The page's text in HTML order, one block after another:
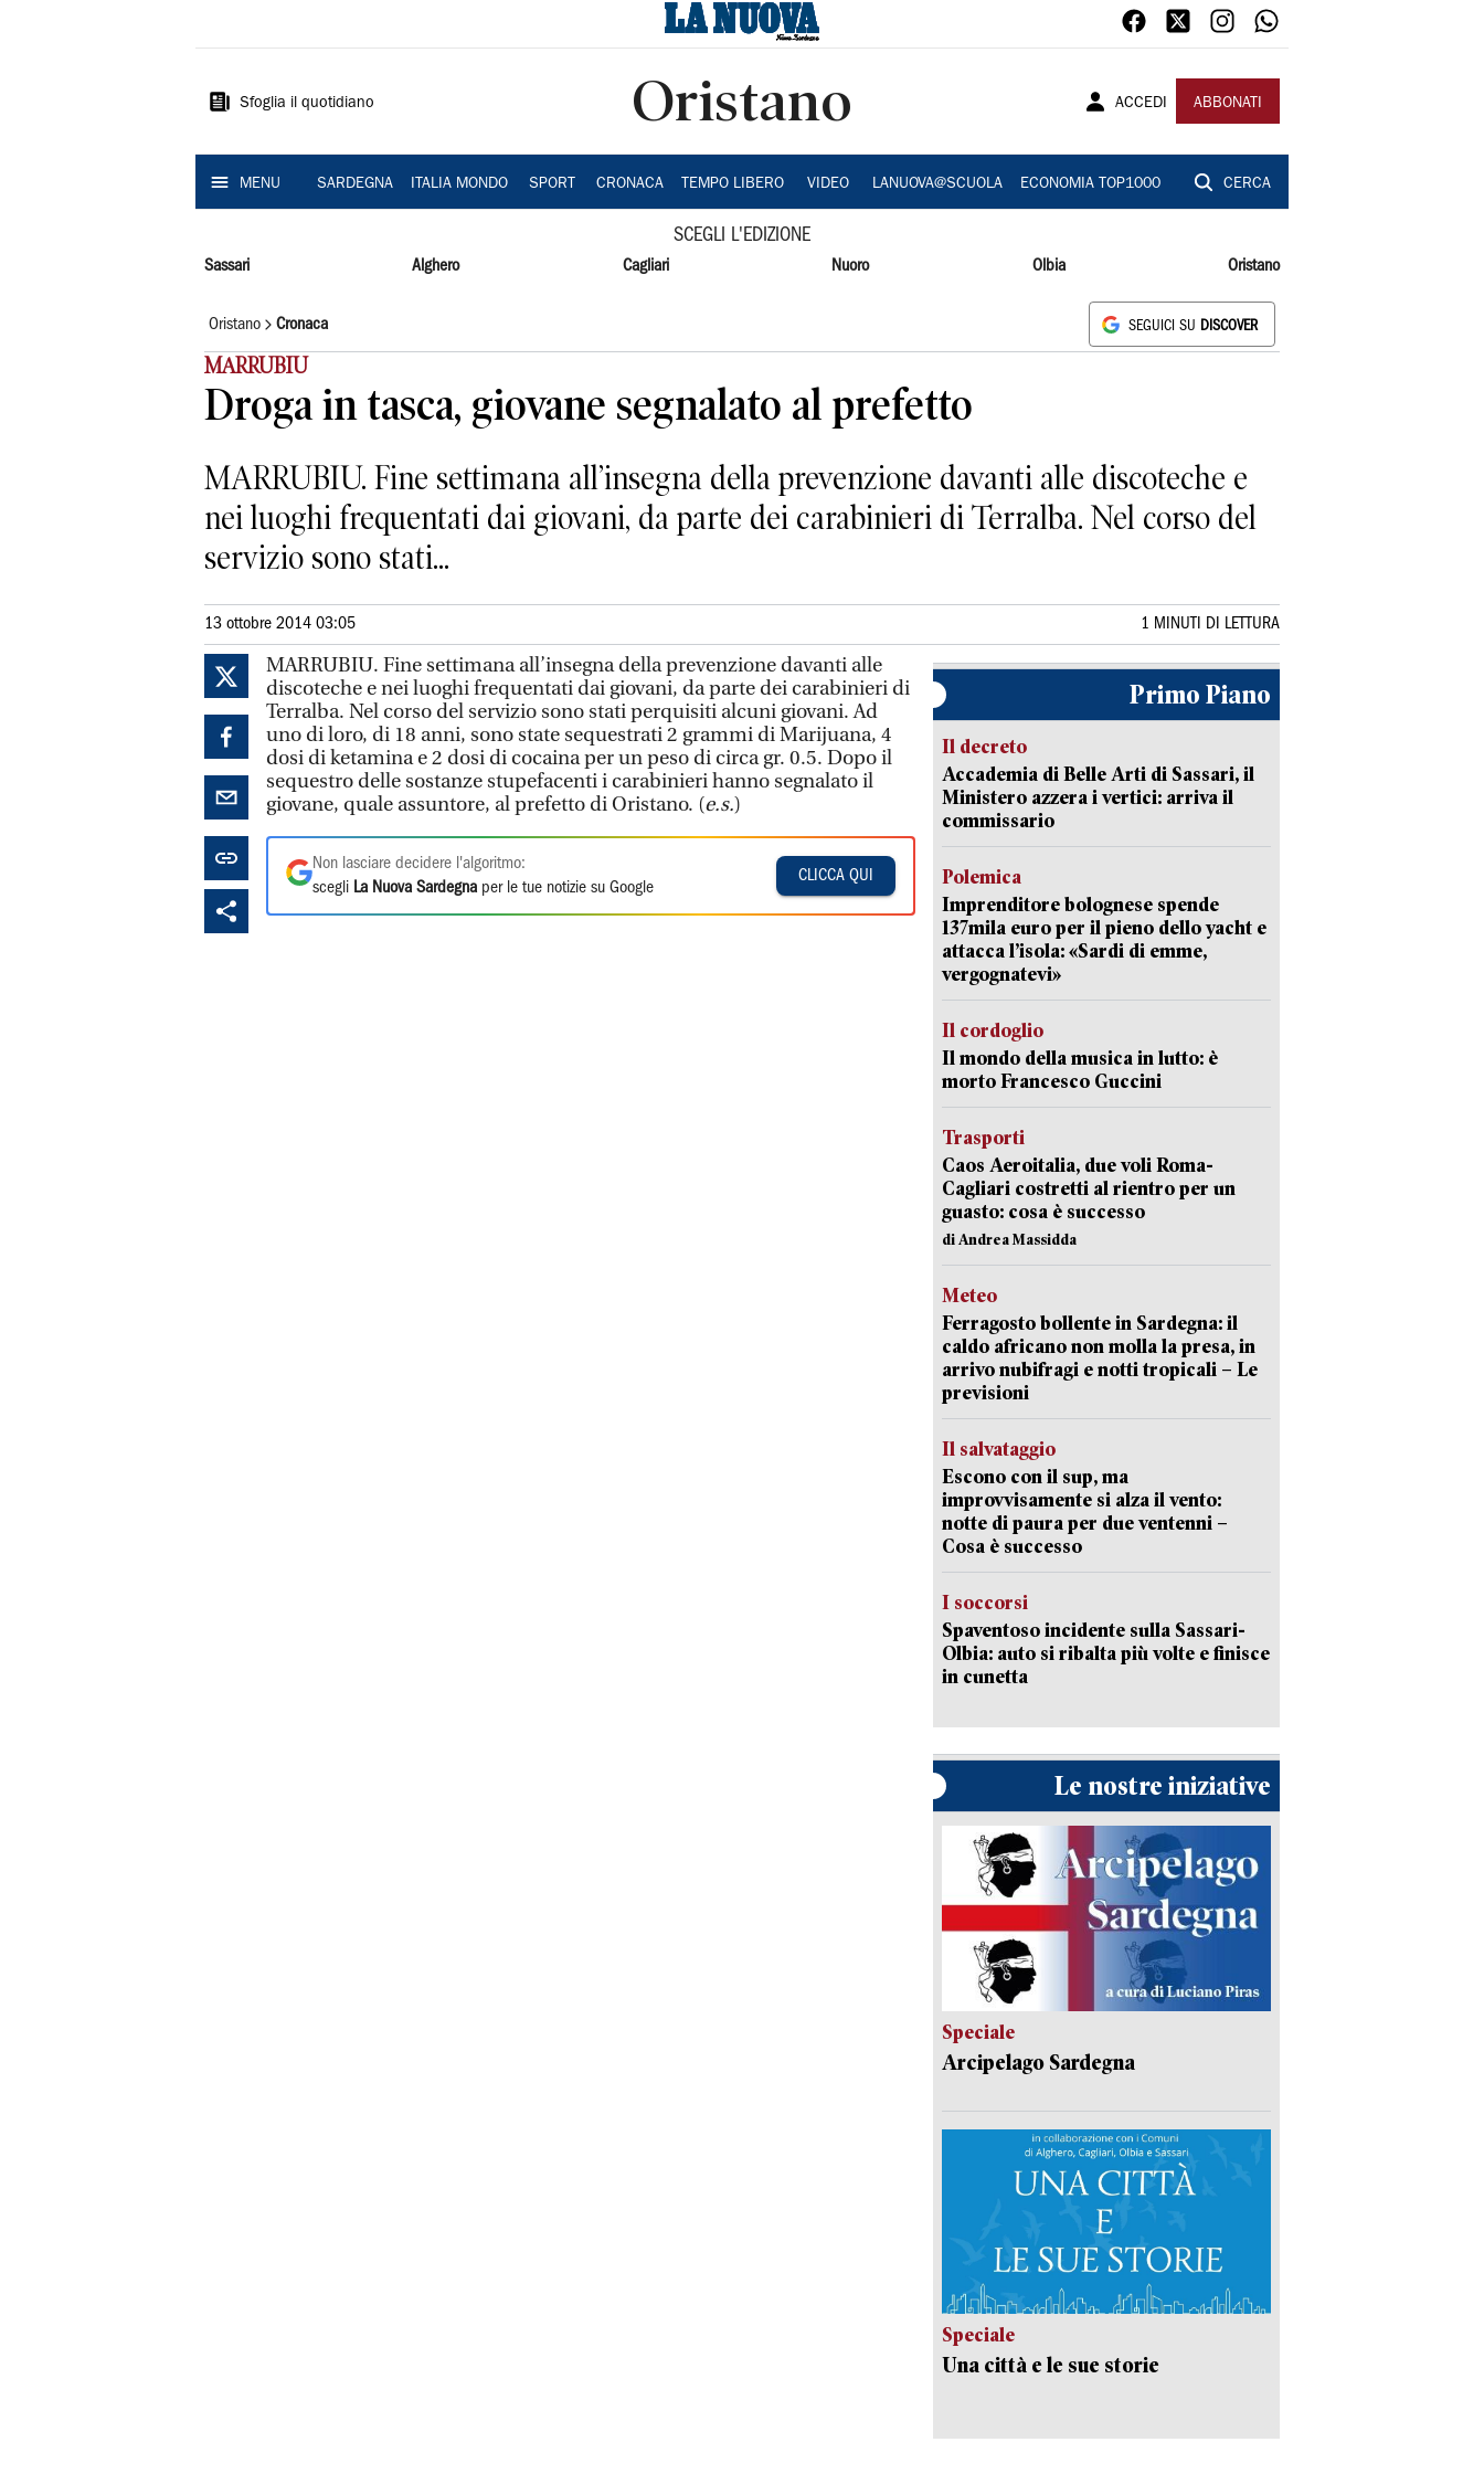
Sardegna
Sfoglia il quotidiano Oristano ACCEDI ABBONATI
MENU SARDEGNA ITALIA MONDO SPORT CRONACA TEMPO LIBERO VIDEO LANUOVA@SCUOLA ECONOMIA TOP1000 CERCA
SCEGLI L'EDIZIONE
Sassari Alghero Cagliari Nuoro Olbia Oristano
Oristano Cronaca SEGUICI SU DISCOVER
MARRUBIU
Droga in tasca, giovane segnalato al prefetto
MARRUBIU. Fine settimana all’insegna della prevenzione davanti alle discoteche e
nei luoghi frequentati dai giovani, da parte dei carabinieri di Terralba. Nel corso del
servizio sono stati...
13 ottobre 2014 03:05 1 MINUTI DI LETTURA
MARRUBIU. Fine settimana all’insegna della prevenzione davanti alle
discoteche e nei luoghi frequentati dai giovani, da parte dei carabinieri di
Terralba. Nel corso del servizio sono stati perquisiti alcuni giovani. Ad
uno di loro, di 18 anni, sono state sequestrati 2 grammi di Marijuana, 4
dosi di ketamina e 2 dosi di cocaina per un peso di circa gr. 0.5. Dopo il
sequestro delle sostanze stupefacenti i carabinieri hanno segnalato il
giovane, quale assuntore, al prefetto di Oristano. (e.s.)
Non lasciare decidere l'algoritmo:
scegli La Nuova Sardegna per le tue notizie su Google
CLICCA QUI
Primo Piano
Il decreto
Accademia di Belle Arti di Sassari, il
Ministero azzera i vertici: arriva il
commissario
Polemica
Imprenditore bolognese spende
137mila euro per il pieno dello yacht e
attacca l’isola: «Sardi di emme,
vergognatevi»
Il cordoglio
Il mondo della musica in lutto: è
morto Francesco Guccini
Trasporti
Caos Aeroitalia, due voli Roma-
Cagliari costretti al rientro per un
guasto: cosa è successo
di Andrea Massidda
Meteo
Ferragosto bollente in Sardegna: il
caldo africano non molla la presa, in
arrivo nubifragi e notti tropicali – Le
previsioni
Il salvataggio
Escono con il sup, ma
improvvisamente si alza il vento:
notte di paura per due ventenni –
Cosa è successo
I soccorsi
Spaventoso incidente sulla Sassari-
Olbia: auto si ribalta più volte e finisce
in cunetta
Le nostre iniziative
Speciale
Arcipelago Sardegna
Speciale
Una città e le sue storie